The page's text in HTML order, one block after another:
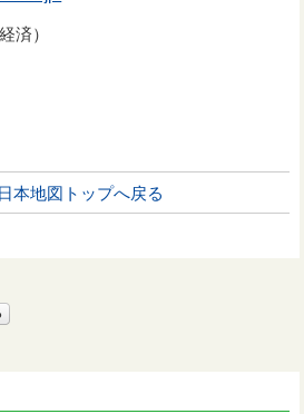
済）
本地図トップへ戻る